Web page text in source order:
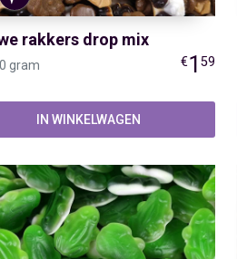
rakkers drop mix
gram €1 59
IN WINKELWAGEN